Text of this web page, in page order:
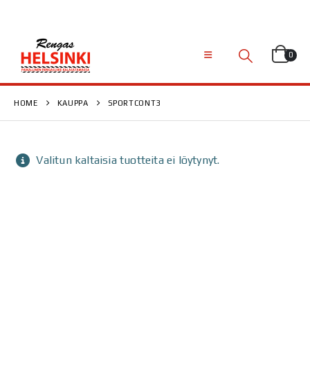
0
HOME KAUPPA SPORTCONT3
Valitun kaltaisia tuotteita ei löytynyt.